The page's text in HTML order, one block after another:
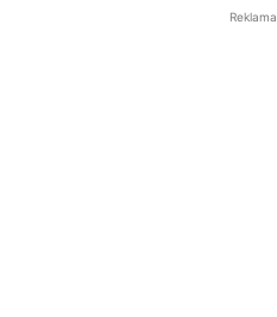
Reklama